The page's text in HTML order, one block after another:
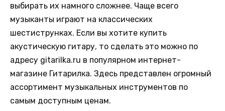
выбирать их намного сложнее. Чаще всего
музыканты играют на классических
шестиструнках. Если вы хотите купить
акустическую гитару, то сделать это можно по
адресу gitarilka.ru в популярном интернет-
магазине Гитарилка. Здесь представлен огромный
ассортимент музыкальных инструментов по
самым доступным ценам.